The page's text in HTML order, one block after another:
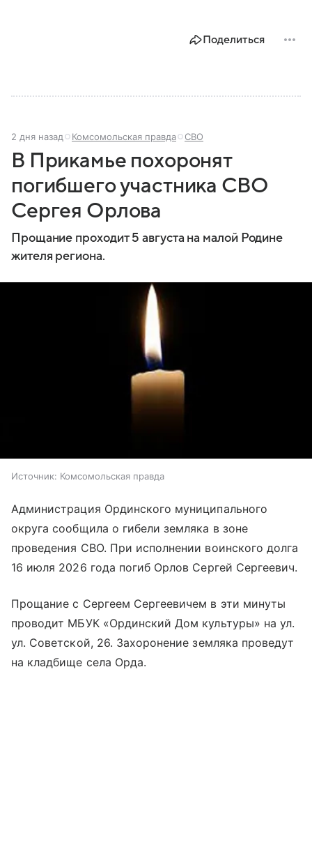
Поделиться
2 дня назад Комсомольская правда СВО
В Прикамье похоронят
погибшего участника СВО
Сергея Орлова
Прощание проходит 5 августа на малой Родине
жителя региона.
Источник: Комсомольская правда
Администрация Ординского муниципального
округа сообщила о гибели земляка в зоне
проведения СВО. При исполнении воинского долга
16 июля 2026 года погиб Орлов Сергей Сергеевич.
Прощание с Сергеем Сергеевичем в эти минуты
проводит МБУК «Ординский Дом культуры» на ул.
ул. Советской, 26. Захоронение земляка проведут
на кладбище села Орда.